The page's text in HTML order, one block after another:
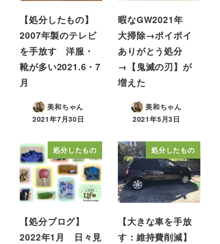
【処分したもの】
2007年製のテレビ
を手放す 洋服・
靴が多い2021.6・7
月
美和ちゃん
2021年7月30日
暇なGW2021年
大掃除→ポイポイ
ありがとう処分
→【鬼滅の刃】が
増えた
美和ちゃん
2021年5月3日
処分したもの
【処分ブログ】
2022年1月 日々見
処分したもの
【大きな車を手放
す：維持費削減】